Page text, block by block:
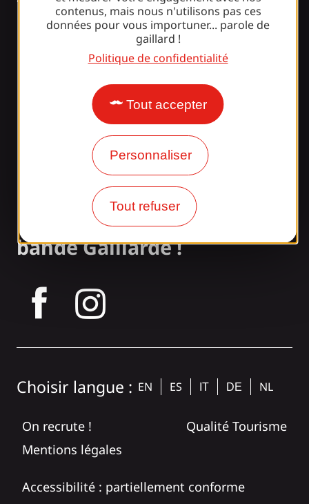
contenus, mais nous n'utilisons pas ces
données pour vous importuner... parole de
gaillard !
Politique de confidentialité
Tout accepter
Personnaliser
Tout refuser
Surpris par notre design ?
Nos horaires d'ouverture
Accès et transports
Nos brochures
Rejoignez la
bande Gaillarde !
Choisir langue : EN ES IT DE NL
On recrute !
Qualité Tourisme
Mentions légales
Accessibilité : partiellement conforme